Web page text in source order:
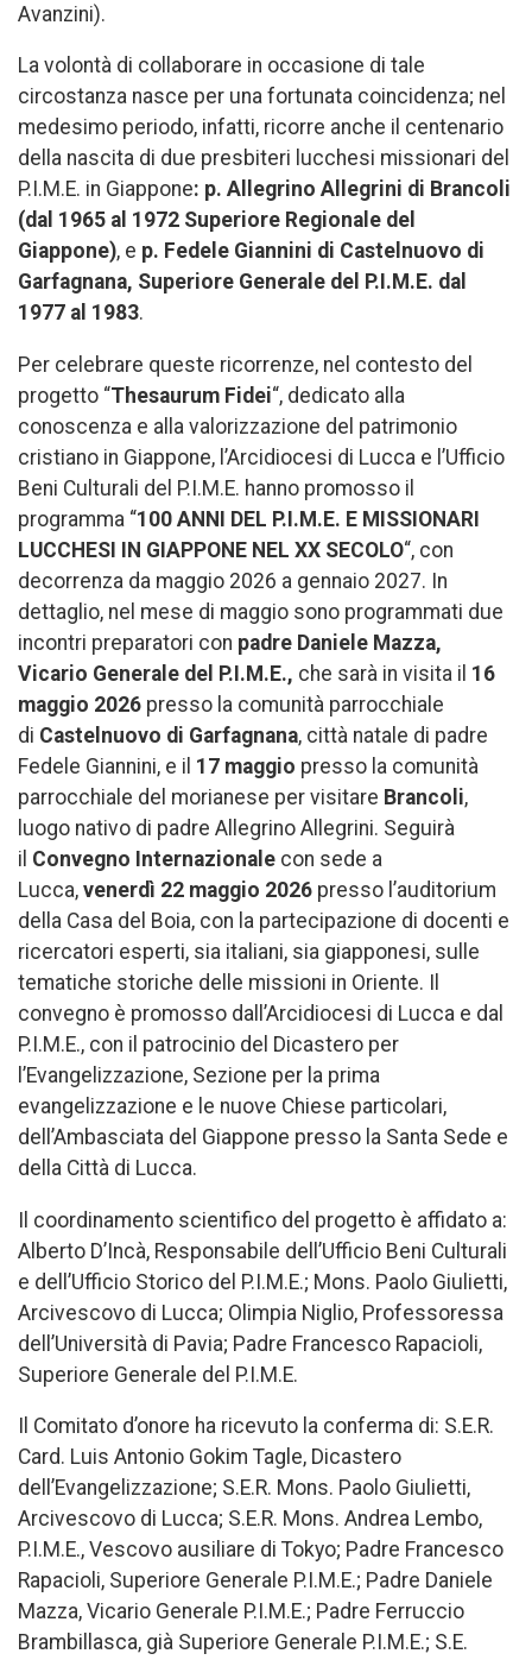
Avanzini).
La volontà di collaborare in occasione di tale
circostanza nasce per una fortunata coincidenza; nel
medesimo periodo, infatti, ricorre anche il centenario
della nascita di due presbiteri lucchesi missionari del
P.I.M.E. in Giappone: p. Allegrino Allegrini di Brancoli
(dal 1965 al 1972 Superiore Regionale del
Giappone), e p. Fedele Giannini di Castelnuovo di
Garfagnana, Superiore Generale del P.I.M.E. dal
1977 al 1983.
Per celebrare queste ricorrenze, nel contesto del
progetto “Thesaurum Fidei“, dedicato alla
conoscenza e alla valorizzazione del patrimonio
cristiano in Giappone, l’Arcidiocesi di Lucca e l’Ufficio
Beni Culturali del P.I.M.E. hanno promosso il
programma “100 ANNI DEL P.I.M.E. E MISSIONARI
LUCCHESI IN GIAPPONE NEL XX SECOLO“, con
decorrenza da maggio 2026 a gennaio 2027. In
dettaglio, nel mese di maggio sono programmati due
incontri preparatori con padre Daniele Mazza,
Vicario Generale del P.I.M.E., che sarà in visita il 16
maggio 2026 presso la comunità parrocchiale
di Castelnuovo di Garfagnana, città natale di padre
Fedele Giannini, e il 17 maggio presso la comunità
parrocchiale del morianese per visitare Brancoli,
luogo nativo di padre Allegrino Allegrini. Seguirà
il Convegno Internazionale con sede a
Lucca, venerdì 22 maggio 2026 presso l’auditorium
della Casa del Boia, con la partecipazione di docenti e
ricercatori esperti, sia italiani, sia giapponesi, sulle
tematiche storiche delle missioni in Oriente. Il
convegno è promosso dall’Arcidiocesi di Lucca e dal
P.I.M.E., con il patrocinio del Dicastero per
l’Evangelizzazione, Sezione per la prima
evangelizzazione e le nuove Chiese particolari,
dell’Ambasciata del Giappone presso la Santa Sede e
della Città di Lucca.
Il coordinamento scientifico del progetto è affidato a:
Alberto D’Incà, Responsabile dell’Ufficio Beni Culturali
e dell’Ufficio Storico del P.I.M.E.; Mons. Paolo Giulietti,
Arcivescovo di Lucca; Olimpia Niglio, Professoressa
dell’Università di Pavia; Padre Francesco Rapacioli,
Superiore Generale del P.I.M.E.
Il Comitato d’onore ha ricevuto la conferma di: S.E.R.
Card. Luis Antonio Gokim Tagle, Dicastero
dell’Evangelizzazione; S.E.R. Mons. Paolo Giulietti,
Arcivescovo di Lucca; S.E.R. Mons. Andrea Lembo,
P.I.M.E., Vescovo ausiliare di Tokyo; Padre Francesco
Rapacioli, Superiore Generale P.I.M.E.; Padre Daniele
Mazza, Vicario Generale P.I.M.E.; Padre Ferruccio
Brambillasca, già Superiore Generale P.I.M.E.; S.E.